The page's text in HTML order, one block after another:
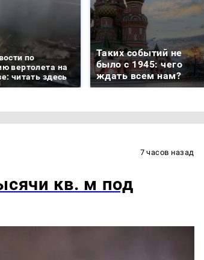
по
вертолета на
читать здесь
Таких событий не
было с 1945: чего
ждать всем нам?
7 часов назад
кв. м под